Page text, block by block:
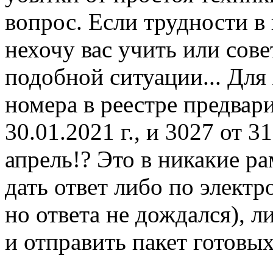
вопрос. Если трудности
нехочу вас учить или
подобной ситуации...
номера в реестре
30.01.2021 г., и 3027 от
апрель!? Это в никакие
дать ответ либо по
но ответа не дождался),
и отправить пакет